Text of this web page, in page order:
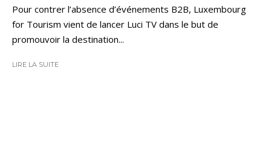
Pour contrer l’absence d’événements B2B, Luxembourg
for Tourism vient de lancer Luci TV dans le but de
promouvoir la destination...
LIRE LA SUITE